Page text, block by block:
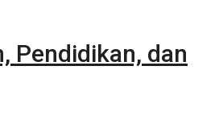
Pendidikan, dan